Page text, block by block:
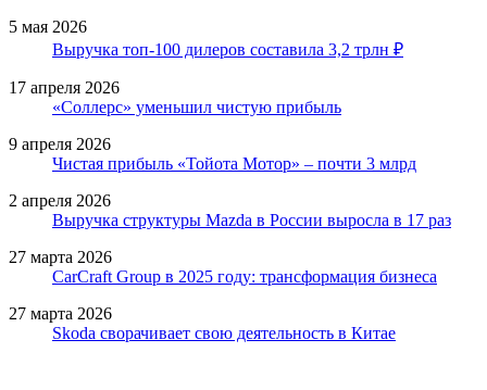
5 мая 2026
Выручка топ-100 дилеров составила 3,2 трлн ₽
17 апреля 2026
«Соллерс» уменьшил чистую прибыль
9 апреля 2026
Чистая прибыль «Тойота Мотор» – почти 3 млрд
2 апреля 2026
Выручка структуры Mazda в России выросла в 17 раз
27 марта 2026
CarCraft Group в 2025 году: трансформация бизнеса
27 марта 2026
Skoda сворачивает свою деятельность в Китае